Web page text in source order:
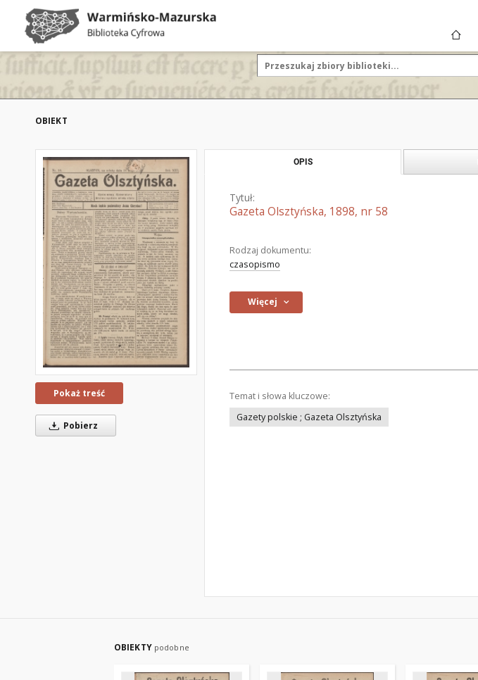
OBIEKT
Pokaż treść
Pobierz
OPIS
Tytuł:
Gazeta Olsztyńska, 1898, nr 58
Rodzaj dokumentu:
czasopismo
Więcej
Temat i słowa kluczowe:
Gazety polskie ; Gazeta Olsztyńska
OBIEKTY podobne